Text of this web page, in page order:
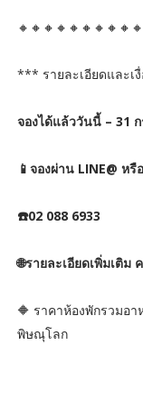
*** รายละเอียดและเ
จองได้แล้ววันนี้ – 31
📱จองผ่าน LINE@ ห
☎️02 088 6933
🌐รายละเอียดเพิ่มเติม
🔶 ราคาห้องพักรวมอ
พิษณุโลก